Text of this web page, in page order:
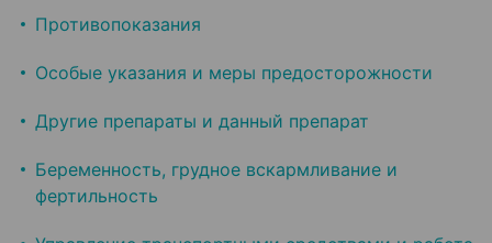
Противопоказания
Особые указания и меры предосторожности
Другие препараты и данный препарат
Беременность, грудное вскармливание и
фертильность